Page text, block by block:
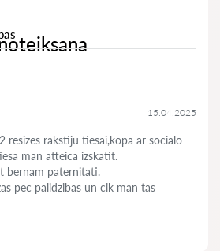
15.04.2025
resizes rakstiju tiesai,kopa ar socialo
man atteica izskatit.
bernam paternitati.
pec palidzibas un cik man tas